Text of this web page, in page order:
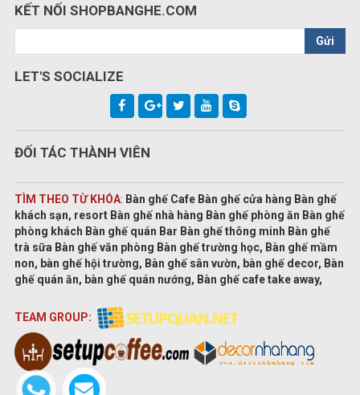
KẾT NỐI SHOPBANGHE.COM
Gửi
LET'S SOCIALIZE
ĐỐI TÁC THÀNH VIÊN
TÌM THEO TỪ KHÓA: Bàn ghế Cafe Bàn ghế cửa hàng Bàn ghế
khách sạn, resort Bàn ghế nhà hàng Bàn ghế phòng ăn Bàn ghế
phòng khách Bàn ghế quán Bar Bàn ghế thông minh Bàn ghế
trà sữa Bàn ghế văn phòng Bàn ghế trường học, Bàn ghế mầm
non, bàn ghế hội trường, Bàn ghế sân vườn, bàn ghế decor, Bàn
ghế quán ăn, bàn ghế quán nướng, Bàn ghế cafe take away,
TEAM GROUP: